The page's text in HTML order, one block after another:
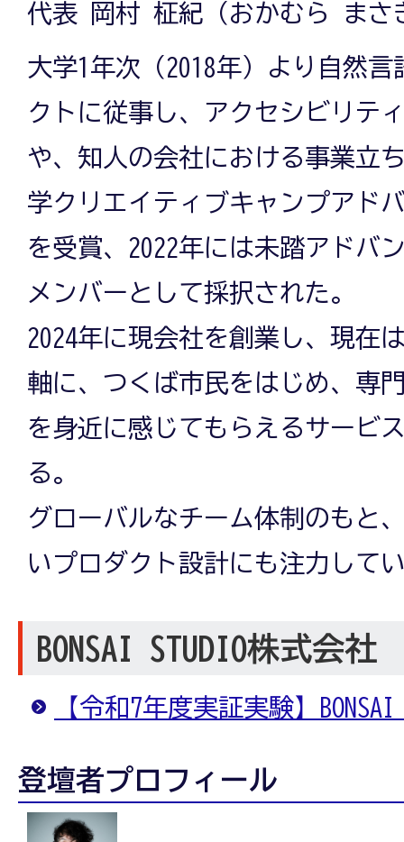
代表 岡村 柾紀（おかむら まさ
大学1年次（2018年）より自然
クトに従事し、アクセシビリテ
や、知人の会社における事業立
学クリエイティブキャンプアドバ
を受賞、2022年には未踏アドバ
メンバーとして採択された。
2024年に現会社を創業し、現在
軸に、つくば市民をはじめ、専
を身近に感じてもらえるサービ
る。
グローバルなチーム体制のもと
いプロダクト設計にも注力して
BONSAI STUDIO株式会社
【令和7年度実証実験】
登壇者プロフィール